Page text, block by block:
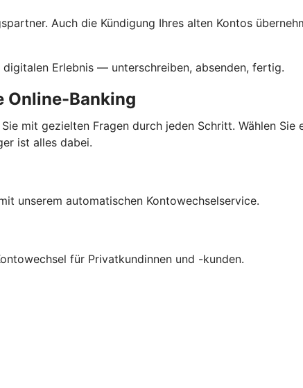
Auch die Kündigung Ihres alten Kontos
Erlebnis — unterschreiben, absenden, fertig.
Online-Banking
mit gezielten Fragen durch jeden Schritt. Wählen
ist alles dabei.
unserem automatischen Kontowechselservice.
für Privatkundinnen und -kunden.